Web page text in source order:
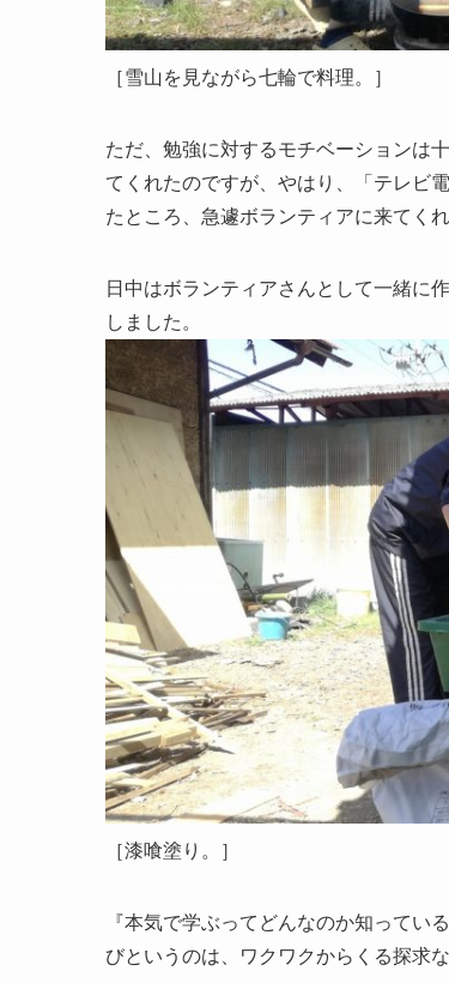
［雪山を見ながら七輪で料理。］
ただ、勉強に対するモチベーションは
てくれたのですが、やはり、「テレビ
たところ、急遽ボランティアに来てく
日中はボランティアさんとして一緒に
しました。
［漆喰塗り。］
『本気で学ぶってどんなのか知ってい
びというのは、ワクワクからくる探求な